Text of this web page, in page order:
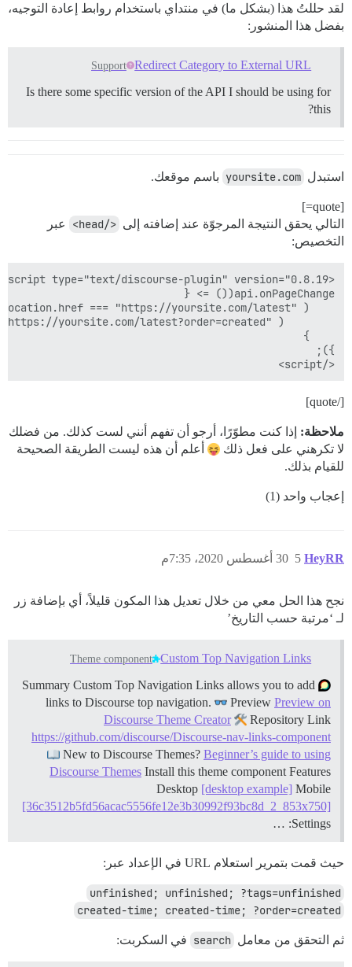
لقد حللتُ هذا (بشكل ما) في منتداي باستخدام روابط إعادة التوجيه،
بفضل هذا المنشور:
Redirect Category to External URL
Support
Is there some specific version of the API I should be using for
this?
استبدل yoursite.com باسم موقعك.
[quote=]
التالي يحقق النتيجة المرجوّة عند إضافته إلى </head>
عبر
التخصيص:
</script>
[/quote]
ملاحظة: إذا كنت مطوّرًا، أرجو أن تفهم أنني لست كذلك. من فضلك
لا تكرهني على فعل ذلك
أعلم أن هذه ليست الطريقة الصحيحة
للقيام بذلك.
إعجاب واحد (1)
HeyRR 30 أغسطس 2020، 7:35م 5
نجح هذا الحل معي من خلال تعديل هذا المكون قليلاً، أي بإضافة زر
لـ ‘مرتبة حسب التاريخ’
Custom Top Navigation Links
Theme component
Summary Custom Top Navigation Links allows you to add
links to Discourse top navigation.
Preview Preview on
Discourse Theme Creator
Repository Link
https://github.com/discourse/Discourse-nav-links-component
New to Discourse Themes? Beginner’s guide to using
Discourse Themes Install this theme component Features
Desktop [desktop example] Mobile
[36c3512b5fd56acac5556fe12e3b30992f93bc8d_2_853x750]
Settings: …
حيث قمت بتمرير استعلام URL في الإعداد عبر:
unfinished; unfinished; ?tags=unfinished
created-time; created-time; ?order=created
ثم التحقق من معامل search في السكربت: